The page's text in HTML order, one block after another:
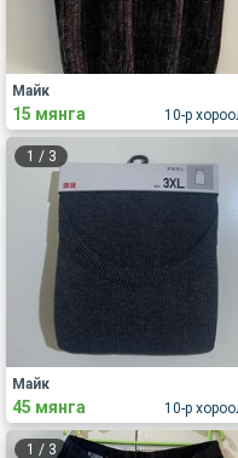
10-р
Майк
15 мянга
1 / 3
10-р
Майк
45 мянга
1 / 3